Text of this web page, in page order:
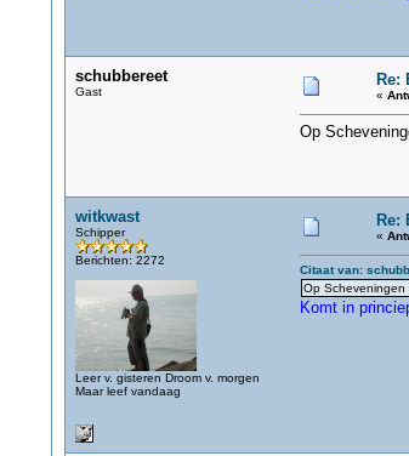
schubbereet
Gast
Re:
«
Op
witkwast
Schipper
Berichten: 2272
Leer v. gisteren Droom v. morgen
Maar leef vandaag
Re:
«
Citaat van:
Op
Komt in